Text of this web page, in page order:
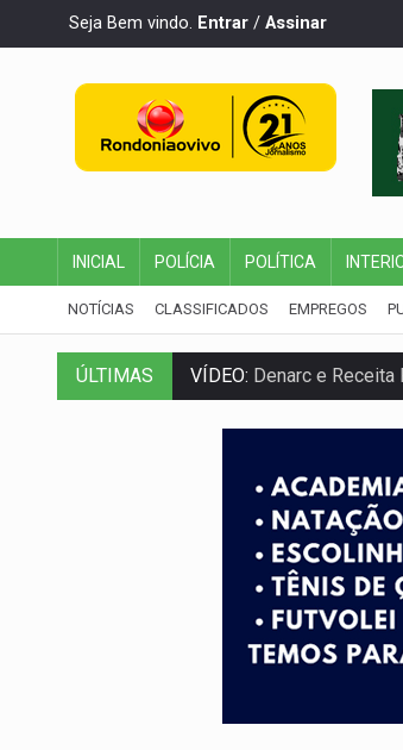
Seja Bem vindo. Entrar / Assinar
INICIAL POLÍCIA POLÍTICA
NOTÍCIAS CLASSIFICADOS EMPREGOS
ÚLTIMAS VÍDEO: Denarc e
OPERAÇÃO DA PC:
ENTRADA GRATUITA:
Três são presos
CELEBRAÇÃO:Cerejeiras
Anvisa
Pitbulls fogem